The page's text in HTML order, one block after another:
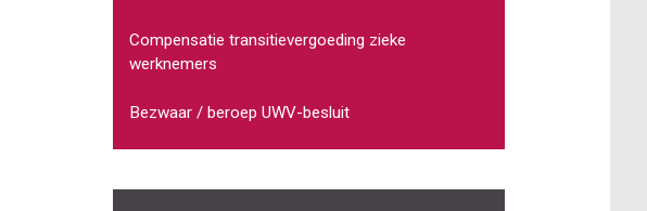
Compensatie transitievergoeding zieke
werknemers
Bezwaar / beroep UWV-besluit